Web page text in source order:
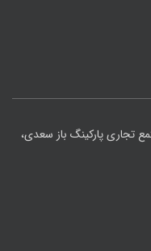
تجاری پارکینگ باز سعدی،